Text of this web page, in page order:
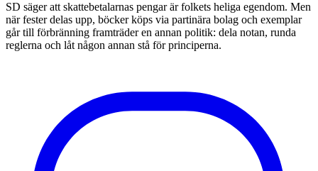
SD säger att skattebetalarnas pengar är folkets heliga egendom. Men
när fester delas upp, böcker köps via partinära bolag och exemplar
går till förbränning framträder en annan politik: dela notan, runda
reglerna och låt någon annan stå för principerna.